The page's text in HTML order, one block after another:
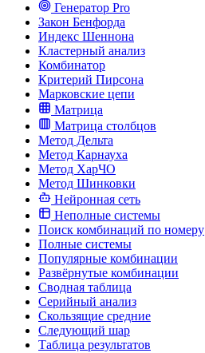
Генератор Pro
Закон Бенфорда
Индекс Шеннона
Кластерный анализ
Комбинатор
Критерий Пирсона
Марковские цепи
Матрица
Матрица столбцов
Метод Дельта
Метод Карнауха
Метод ХарЧО
Метод Шинковки
Нейронная сеть
Неполные системы
Поиск комбинаций по номеру
Полные системы
Популярные комбинации
Развёрнутые комбинации
Сводная таблица
Серийный анализ
Скользящие средние
Следующий шар
Таблица результатов